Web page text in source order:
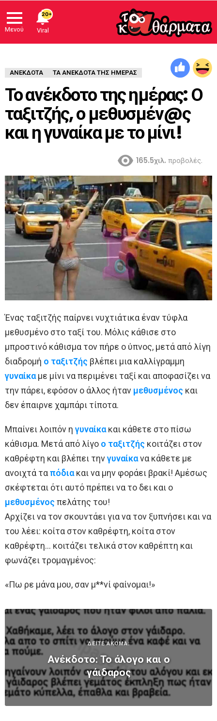
Μενού
ΑΝΈΚΔΟΤΑ ΤΑ ΑΝΕΚΔΟΤΑ ΤΗΣ ΗΜΕΡΑΣ
Το ανέκδοτο της ημέρας: Ο
ταξιτζής, ο μεθυσμέν@ς
και η γυναίκα με το μίνι!
165.5χιλ. προβολές.
Ένας ταξιτζής παίρνει νυχτιάτικα έναν τύφλα
μεθυσμένο στο ταξί του. Μόλις κάθισε στο
μπροστινό κάθισμα τον πήρε ο ύπνος, μετά από λίγη
διαδρομή ο ταξιτζής βλέπει μια καλλίγραμμη
γυναίκαμε μίνι να περιμένει ταξί και αποφασίζει να
την πάρει, εφόσον ο άλλος ήταν μεθυσμένος και
δεν έπαιρνε χαμπάρι τίποτα.
Μπαίνει λοιπόν η γυναίκακαι κάθετε στο πίσω
κάθισμα. Μετά από λίγο ο ταξιτζής κοιτάζει στον
καθρέφτη και βλέπει τηνγυναίκανα κάθετε με
ανοιχτά ταπόδιακαι να μην φοράει βρακί! Αμέσως
σκέφτεται ότι αυτό πρέπει να το δει και ο
μεθυσμένος πελάτης του!
Αρχίζει να τον σκουντάει για να τον ξυπνήσει και να
του λέει: κοίτα στον καθρέφτη, κοίτα στον
καθρέφτη… κοιτάζει τελικά στον καθρέπτη και
φωνάζει τρομαγμένος:
«Πω ρε μάνα μου, σαν μ**νί φαίνομαι!»
ΔΕΙΤΕ ΑΚΟΜΑ:
Ανέκδοτο: Το άλογο και ο
γάιδαρος
20+
Viral